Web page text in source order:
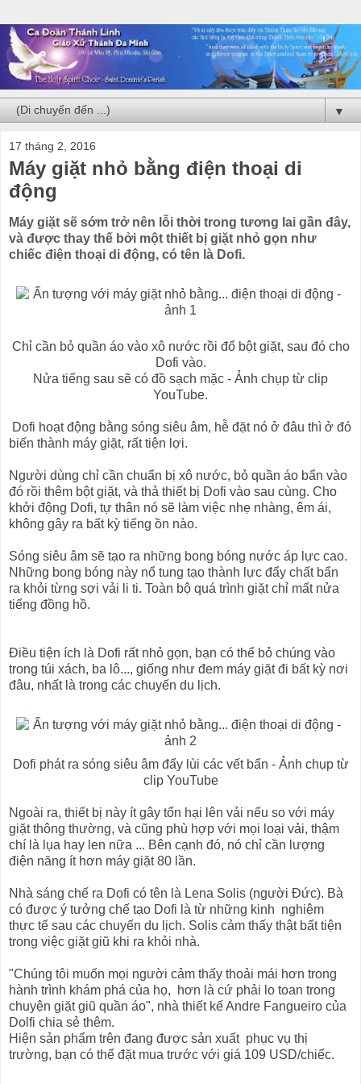
▼
17 tháng 2, 2016
Máy giặt nhỏ bằng điện thoại di
động
Máy giặt sẽ sớm trở nên lỗi thời trong tương lai gần đây,
và được thay thế bởi một thiết bị giặt nhỏ gọn như
chiếc điện thoại di động, có tên là Dofi.
Chỉ cần bỏ quần áo vào xô nước rồi đổ bột giặt, sau đó cho
Dofi vào.
Nửa tiếng sau sẽ có đồ sạch mặc - Ảnh chụp từ clip
YouTube.
Dofi hoạt động bằng sóng siêu âm, hễ đặt nó ở đâu thì ở đó
biến thành máy giặt, rất tiện lợi.
Người dùng chỉ cần chuẩn bị xô nước, bỏ quần áo bẩn vào
đó rồi thêm bột giặt, và thả thiết bị Dofi vào sau cùng. Cho
khởi động Dofi, tự thân nó sẽ làm việc nhẹ nhàng, êm ái,
không gây ra bất kỳ tiếng ồn nào.
Sóng siêu âm sẽ tạo ra những bong bóng nước áp lực cao.
Những bong bóng này nổ tung tạo thành lực đẩy chất bẩn
ra khỏi từng sợi vải li ti. Toàn bộ quá trình giặt chỉ mất nửa
tiếng đồng hồ.
Điều tiện ích là Dofi rất nhỏ gọn, bạn có thể bỏ chúng vào
trong túi xách, ba lô..., giống như đem máy giặt đi bất kỳ nơi
đâu, nhất là trong các chuyến du lịch.
Dofi phát ra sóng siêu âm đẩy lùi các vết bẩn - Ảnh chụp từ
clip YouTube
Ngoài ra, thiết bị này ít gây tổn hại lên vải nếu so với máy
giặt thông thường, và cũng phù hợp với mọi loại vải, thậm
chí là lụa hay len nữa ... Bên cạnh đó, nó chỉ cần lượng
điện năng ít hơn máy giặt 80 lần.
Nhà sáng chế ra Dofi có tên là Lena Solis (người Đức). Bà
có được ý tưởng chế tạo Dofi là từ những kinh nghiệm
thực tế sau các chuyến du lịch. Solis cảm thấy thật bất tiện
trong việc giặt giũ khi ra khỏi nhà.
"Chúng tôi muốn mọi người cảm thấy thoải mái hơn trong
hành trình khám phá của họ, hơn là cứ phải lo toan trong
chuyện giặt giũ quần áo", nhà thiết kế Andre Fangueiro của
Dolfi chia sẻ thêm.
Hiện sản phẩm trên đang được sản xuất phục vụ thị
trường, bạn có thể đặt mua trước với giá 109 USD/chiếc.